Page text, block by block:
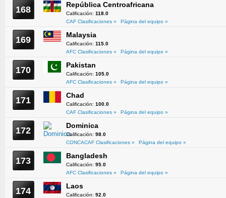
168 República Centroafricana
Calificación: 118.0
CAF Clasificaciones »
Página del equipo »
169 Malaysia
Calificación: 115.0
AFC Clasificaciones »
Página del equipo »
170 Pakistan
Calificación: 105.0
AFC Clasificaciones »
Página del equipo »
171 Chad
Calificación: 100.0
CAF Clasificaciones »
Página del equipo »
172 Dominica
Calificación: 98.0
CONCACAF Clasificaciones »
Página del equipo »
173 Bangladesh
Calificación: 95.0
AFC Clasificaciones »
Página del equipo »
174 Laos
Calificación: 92.0